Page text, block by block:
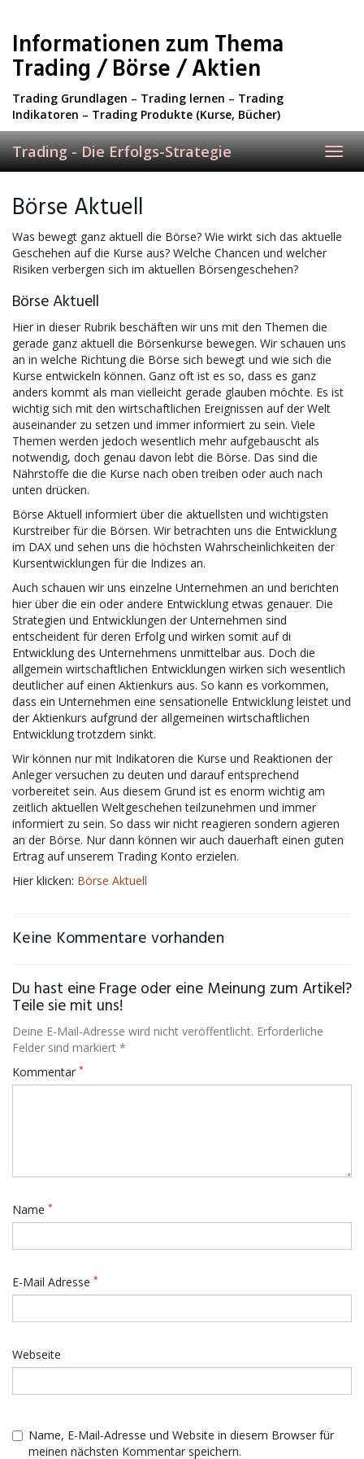
main
content
Informationen zum Thema
Trading / Börse / Aktien
Trading Grundlagen – Trading lernen – Trading
Indikatoren – Trading Produkte (Kurse, Bücher)
Trading - Die Erfolgs-Strategie
Börse Aktuell
Was bewegt ganz aktuell die Börse? Wie wirkt sich das aktuelle
Geschehen auf die Kurse aus? Welche Chancen und welcher
Risiken verbergen sich im aktuellen Börsengeschehen?
Börse Aktuell
Hier in dieser Rubrik beschäften wir uns mit den Themen die
gerade ganz aktuell die Börsenkurse bewegen. Wir schauen uns
an in welche Richtung die Börse sich bewegt und wie sich die
Kurse entwickeln können. Ganz oft ist es so, dass es ganz
anders kommt als man vielleicht gerade glauben möchte. Es ist
wichtig sich mit den wirtschaftlichen Ereignissen auf der Welt
auseinander zu setzen und immer informiert zu sein. Viele
Themen werden jedoch wesentlich mehr aufgebauscht als
notwendig, doch genau davon lebt die Börse. Das sind die
Nährstoffe die die Kurse nach oben treiben oder auch nach
unten drücken.
Börse Aktuell informiert über die aktuellsten und wichtigsten
Kurstreiber für die Börsen. Wir betrachten uns die Entwicklung
im DAX und sehen uns die höchsten Wahrscheinlichkeiten der
Kursentwicklungen für die Indizes an.
Auch schauen wir uns einzelne Unternehmen an und berichten
hier über die ein oder andere Entwicklung etwas genauer. Die
Strategien und Entwicklungen der Unternehmen sind
entscheident für deren Erfolg und wirken somit auf di
Entwicklung des Unternehmens unmittelbar aus. Doch die
allgemein wirtschaftlichen Entwicklungen wirken sich wesentlich
deutlicher auf einen Aktienkurs aus. So kann es vorkommen,
dass ein Unternehmen eine sensationelle Entwicklung leistet und
der Aktienkurs aufgrund der allgemeinen wirtschaftlichen
Entwicklung trotzdem sinkt.
Wir können nur mit Indikatoren die Kurse und Reaktionen der
Anleger versuchen zu deuten und darauf entsprechend
vorbereitet sein. Aus diesem Grund ist es enorm wichtig am
zeitlich aktuellen Weltgeschehen teilzunehmen und immer
informiert zu sein. So dass wir nicht reagieren sondern agieren
an der Börse. Nur dann können wir auch dauerhaft einen guten
Ertrag auf unserem Trading Konto erzielen.
Hier klicken: Börse Aktuell
Keine Kommentare vorhanden
Du hast eine Frage oder eine Meinung zum Artikel?
Teile sie mit uns!
Deine E-Mail-Adresse wird nicht veröffentlicht. Erforderliche
Felder sind markiert *
Kommentar *
Name *
E-Mail Adresse *
Webseite
Name, E-Mail-Adresse und Website in diesem Browser für
meinen nächsten Kommentar speichern.